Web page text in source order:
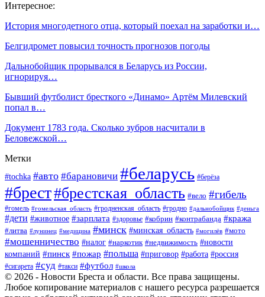
Интересное:
История многодетного отца, который поехал на заработки и…
Белгидромет повысил точность прогнозов погоды
Дальнобойщик прорывался в Беларусь из России,
игнорируя…
Бывший футболист бресткого «Динамо» Артём Милевский
попал в…
Документ 1783 года. Сколько зубров насчитали в
Беловежской…
Метки
#tochka #авто #барановичи #беларусь #берёза
#брест#брестская_область #вело #гибель
#гомель #гомельская_область #гродненская_область #гродно #дальнобойщик #деньга
#дети #животное #зарплата #здоровье #кобрин #контрабанда #кража
#литва #лунинец #медицина #минск #минская_область #могилёв #мото
#мошенничество #налог #наркотик #недвижимость #новости
компаний #пинск #пожар #польша #приговор #работа #россия
#сигарета #суд #такси #футбол #школа
© 2026 - Новости Бреста и области. Все права защищены.
Любое копирование материалов с нашего ресурса разрешается